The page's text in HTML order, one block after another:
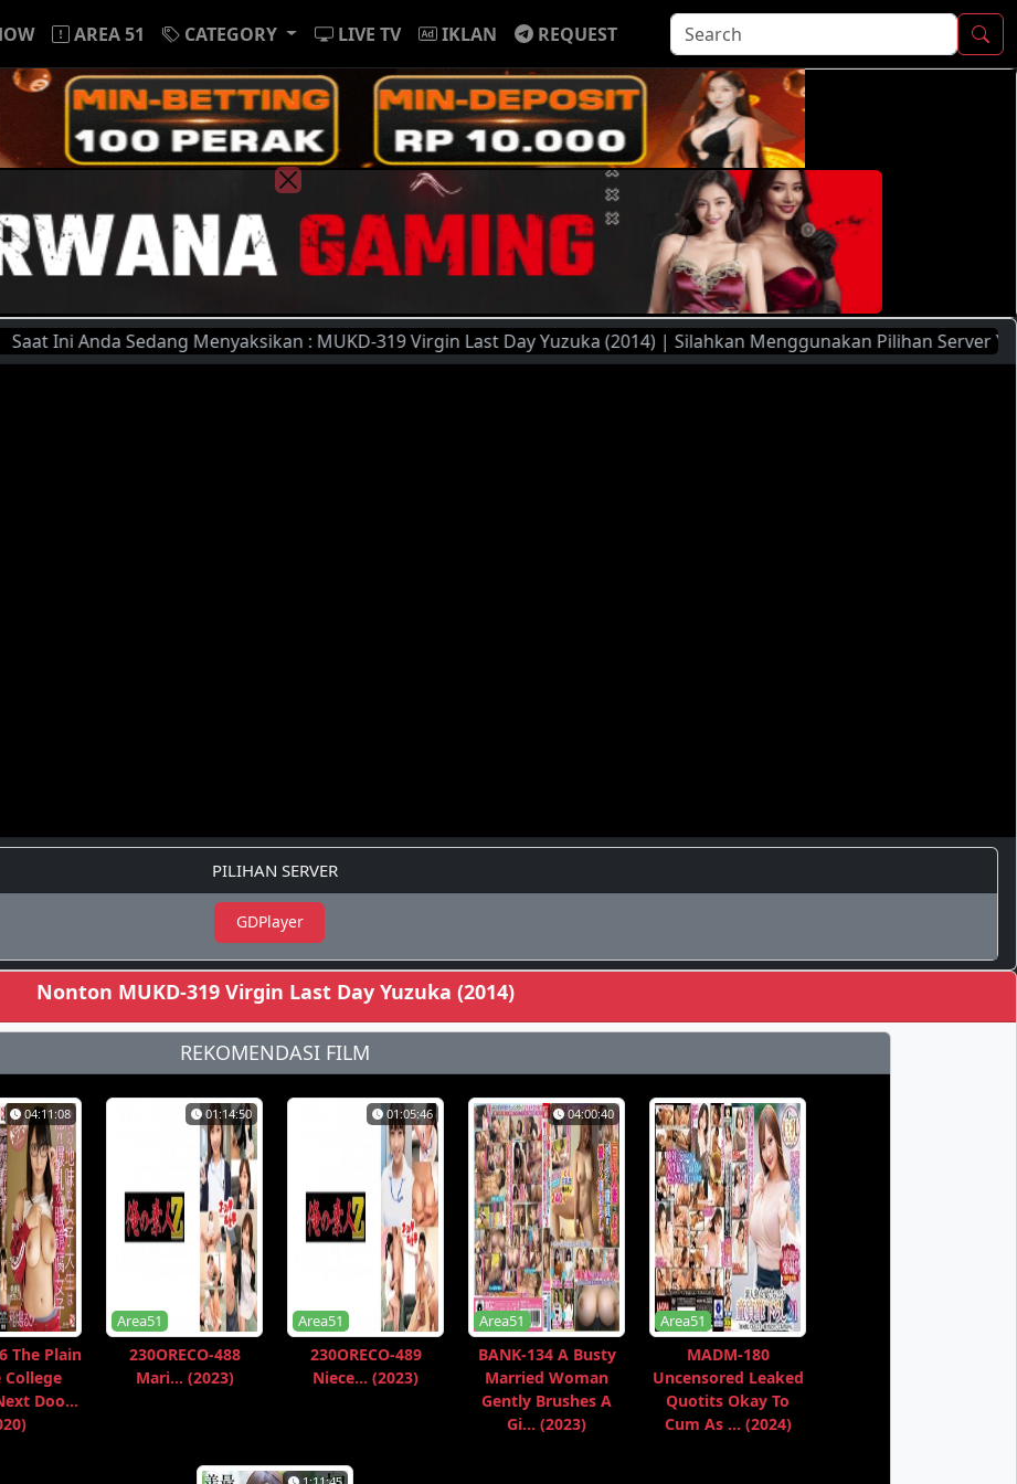
AREA 51 CATEGORY LIVE TV IKLAN REQUEST
Anda Sedang Menyaksikan : MUKD-319 Virgin Last Day Yuzuka (2014) | Silahkan Menggunakan Pilihan Server Yang
PILIHAN SERVER
GDPlayer
Nonton MUKD-319 Virgin Last Day Yuzuka (2014)
REKOMENDASI FILM
04:11:08
The Plain
College
Doo...
01:14:50
Area51
230ORECO-488
Mari... (2023)
01:05:46
Area51
230ORECO-489
Niece... (2023)
04:00:40
Area51
BANK-134 A Busty
Married Woman
Gently Brushes A
Gi... (2023)
Area51
MADM-180
Uncensored Leaked
Quotits Okay To
Cum As ... (2024)